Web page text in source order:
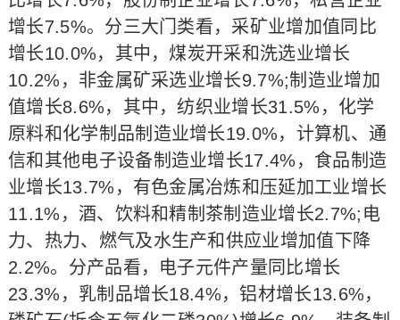
增长7.5%。分三大门类看，采矿业增加值同比
增长10.0%，其中，煤炭开采和洗选业增长
10.2%，非金属矿采选业增长9.7%;制造业增加
值增长8.6%，其中，纺织业增长31.5%，化学
原料和化学制品制造业增长19.0%，计算机、通
信和其他电子设备制造业增长17.4%，食品制造
业增长13.7%，有色金属冶炼和压延加工业增长
11.1%，酒、饮料和精制茶制造业增长2.7%;电
力、热力、燃气及水生产和供应业增加值下降
2.2%。分产品看，电子元件产量同比增长
23.3%，乳制品增长18.4%，铝材增长13.6%，